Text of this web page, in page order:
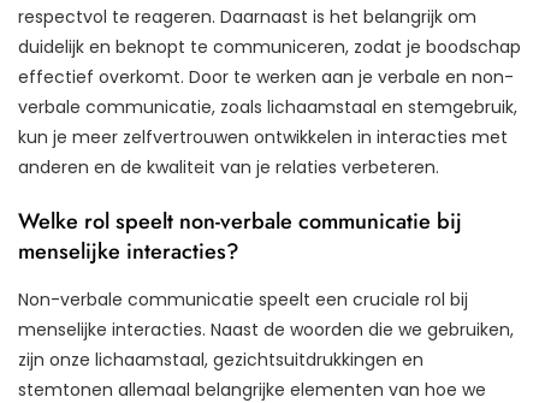
respectvol te reageren. Daarnaast is het belangrijk om
duidelijk en beknopt te communiceren, zodat je boodschap
effectief overkomt. Door te werken aan je verbale en non-
verbale communicatie, zoals lichaamstaal en stemgebruik,
kun je meer zelfvertrouwen ontwikkelen in interacties met
anderen en de kwaliteit van je relaties verbeteren.
Welke rol speelt non-verbale communicatie bij
menselijke interacties?
Non-verbale communicatie speelt een cruciale rol bij
menselijke interacties. Naast de woorden die we gebruiken,
zijn onze lichaamstaal, gezichtsuitdrukkingen en
stemtonen allemaal belangrijke elementen van hoe we